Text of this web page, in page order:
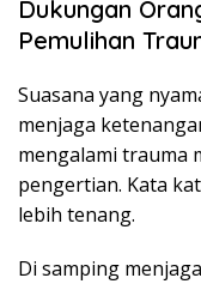
Dukungan
Pemulihan
Suasana yang
menjaga
mengalami trauma
pengertian. Kata
lebih tenang.
Di samping